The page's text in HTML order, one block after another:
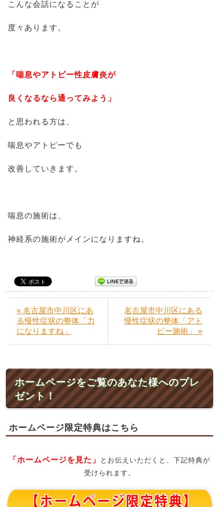
こんな会話になることが
度々あります。
「喘息やアトピー性皮膚炎が
良くなるなら通ってみよう」
と思われる方は、
喘息やアトピーでも
改善していきます。
喘息の施術は、
神経系の施術がメインになりますね。
« 名古屋市中川区にあ
る慢性症状の整体「力
になりますね」
名古屋市中川区にある
慢性症状の整体「アト
ピー施術」 »
ホームページをご覧のあなた様へのプレ
ゼント！
ホームページ限定特典はこちら
「ホームページを見た」
とお伝えいただくと、下記特典が
受けられます。